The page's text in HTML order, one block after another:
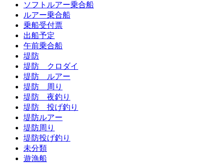
ソフトルアー乗合船
ルアー乗合船
乗船受付票
出船予定
午前乗合船
堤防
堤防 クロダイ
堤防 ルアー
堤防 周り
堤防 夜釣り
堤防 投げ釣り
堤防ルアー
堤防周り
堤防投げ釣り
未分類
遊漁船